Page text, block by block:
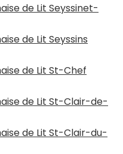
de Lit Seyssinet-
de Lit Seyssins
de Lit St-Chef
de Lit St-Clair-de-
de Lit St-Clair-du-